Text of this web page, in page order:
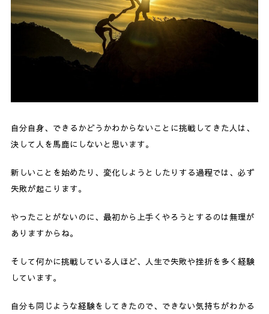
自分自身、できるかどうかわからないことに挑戦してきた人は、
決して人を馬鹿にしないと思います。
新しいことを始めたり、変化しようとしたりする過程では、必ず
失敗が起こります。
やったことがないのに、最初から上手くやろうとするのは無理が
ありますからね。
そして何かに挑戦している人ほど、人生で失敗や挫折を多く経験
しています。
自分も同じような経験をしてきたので、できない気持ちがわかる